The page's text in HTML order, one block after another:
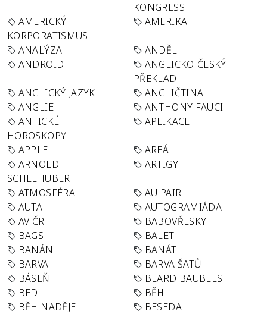
KONGRESS
AMERICKÝ
KORPORATISMUS
AMERIKA
ANALÝZA
ANDĚL
ANDROID
ANGLICKO-ČESKÝ
PŘEKLAD
ANGLICKÝ JAZYK
ANGLIČTINA
ANGLIE
ANTHONY FAUCI
ANTICKÉ
HOROSKOPY
APLIKACE
APPLE
AREÁL
ARNOLD
SCHLEHUBER
ARTIGY
ATMOSFÉRA
AU PAIR
AUTA
AUTOGRAMIÁDA
AV ČR
BABOVŘESKY
BAGS
BALET
BANÁN
BANÁT
BARVA
BARVA ŠATŮ
BÁSEŇ
BEARD BAUBLES
BED
BĚH
BĚH NADĚJE
BESEDA